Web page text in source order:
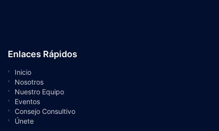
Enlaces Rápidos
Inicio
Nosotros
Nuestro Equipo
Eventos
Consejo Consultivo
Únete